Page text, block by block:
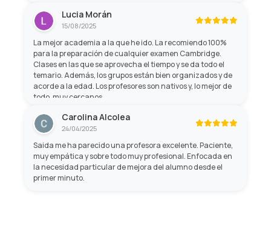
pasara volando mientras mejorábamos nuestro inglés. Sin
duda, una formación muy recomendable.
Lucia Morán
15/08/2025
La mejor academia a la que he ido. La recomiendo 100%
para la preparación de cualquier examen Cambridge.
Clases en las que se aprovecha el tiempo y se da todo el
temario. Además, los grupos están bien organizados y de
acorde a la edad. Los profesores son nativos y, lo mejor de
todo, muy cercanos.
Carolina Alcolea
24/04/2025
Saida me ha parecido una profesora excelente. Paciente,
muy empática y sobre todo muy profesional. Enfocada en
la necesidad particular de mejora del alumno desde el
primer minuto.